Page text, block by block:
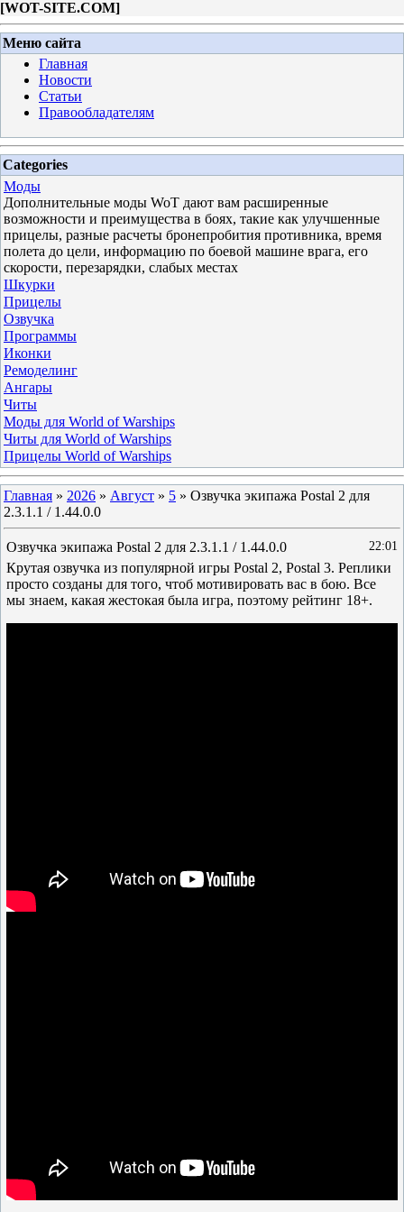
[WOT-SITE.COM]
Меню сайта
Главная
Новости
Статьи
Правообладателям
Categories
Моды
Дополнительные моды WoT дают вам расширенные
возможности и преимущества в боях, такие как улучшенные
прицелы, разные расчеты бронепробития противника, время
полета до цели, информацию по боевой машине врага, его
скорости, перезарядки, слабых местах
Шкурки
Прицелы
Озвучка
Программы
Иконки
Ремоделинг
Ангары
Читы
Моды для World of Warships
Читы для World of Warships
Прицелы World of Warships
Главная » 2026 » Август » 5 » Озвучка экипажа Postal 2 для
2.3.1.1 / 1.44.0.0
22:01
Озвучка экипажа Postal 2 для 2.3.1.1 / 1.44.0.0
Крутая озвучка из популярной игры Postal 2, Postal 3. Реплики
просто созданы для того, чтоб мотивировать вас в бою. Все
мы знаем, какая жестокая была игра, поэтому рейтинг 18+.